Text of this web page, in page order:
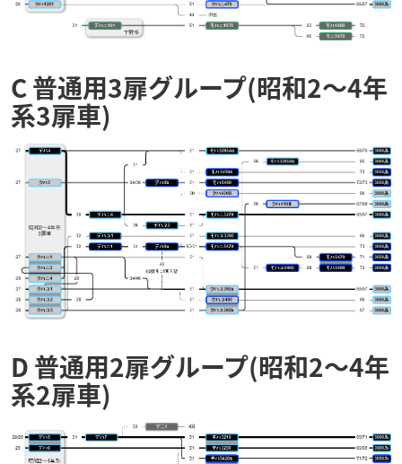
C 普通用3扉グループ(昭和2～4年
系3扉車)
D 普通用2扉グループ(昭和2～4年
系2扉車)